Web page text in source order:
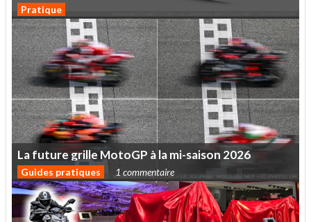
Pratique
Lafuturegrille MotoGP àlami-saison 2026
Guides pratiques 1 commentaire